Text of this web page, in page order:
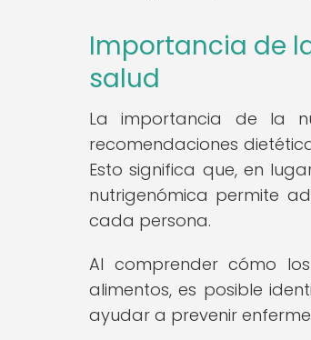
Importancia de
salud
La importancia de la
recomendaciones
Esto significa que, en
nutrigenómica permite
cada persona.
Al comprender cómo
alimentos, es posible
ayudar a prevenir